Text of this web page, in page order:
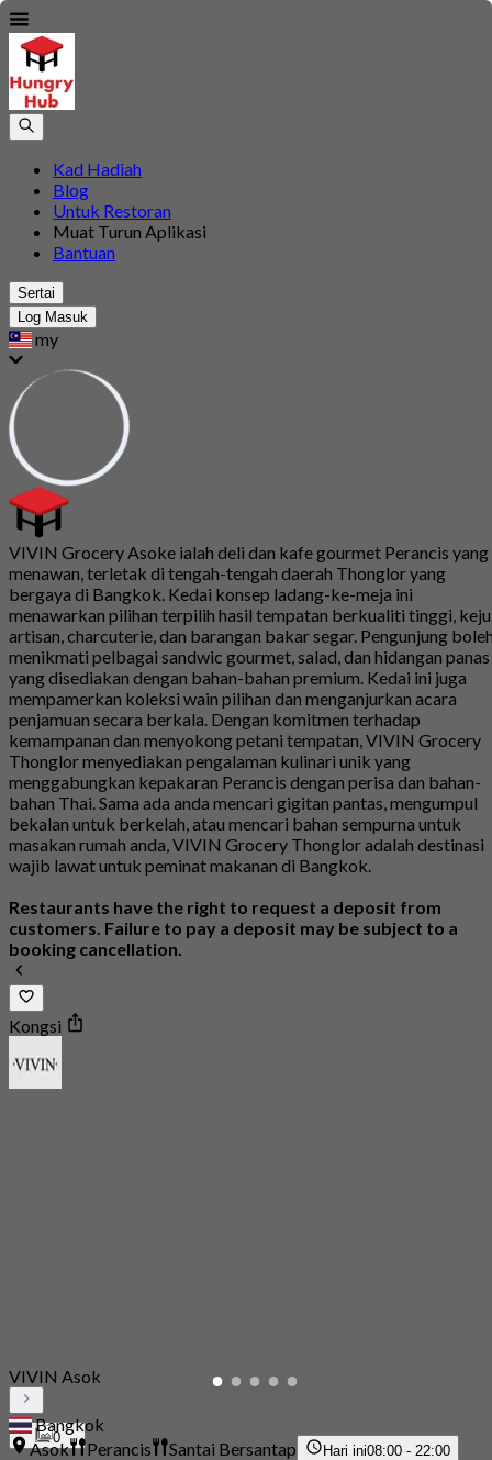
Kad Hadiah
Blog
Untuk Restoran
Muat Turun Aplikasi
Bantuan
Sertai
Log Masuk
my
VIVIN Grocery Asoke ialah deli dan kafe gourmet Perancis yang
menawan, terletak di tengah-tengah daerah Thonglor yang
bergaya di Bangkok. Kedai konsep ladang-ke-meja ini
menawarkan pilihan terpilih hasil tempatan berkualiti tinggi, keju
artisan, charcuterie, dan barangan bakar segar. Pengunjung
menikmati pelbagai sandwic gourmet, salad, dan hidangan panas
yang disediakan dengan bahan-bahan premium. Kedai ini juga
mempamerkan koleksi wain pilihan dan menganjurkan acara
penjamuan secara berkala. Dengan komitmen terhadap
kemampanan dan menyokong petani tempatan, VIVIN Grocery
Thonglor menyediakan pengalaman kulinari unik yang
menggabungkan kepakaran Perancis dengan perisa dan bahan-
bahan Thai. Sama ada anda mencari gigitan pantas, mengumpul
bekalan untuk berkelah, atau mencari bahan sempurna untuk
masakan rumah anda, VIVIN Grocery Thonglor adalah destinasi
wajib lawat untuk peminat makanan di Bangkok.
Restaurants have the right to request a deposit from
customers. Failure to pay a deposit may be subject to a
booking cancellation.
Kongsi
0
VIVIN Asok
Bangkok
Asok
Perancis Santai Bersantap Hari ini08:00 - 22:00